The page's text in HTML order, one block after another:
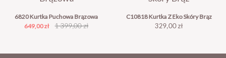
6820 Kurtka Puchowa Brązowa
Cena
649,00 zł
Cena
1 399,00 zł
C10818 Kurtka Z Eko Skóry Brąz
Cena
329,00 zł